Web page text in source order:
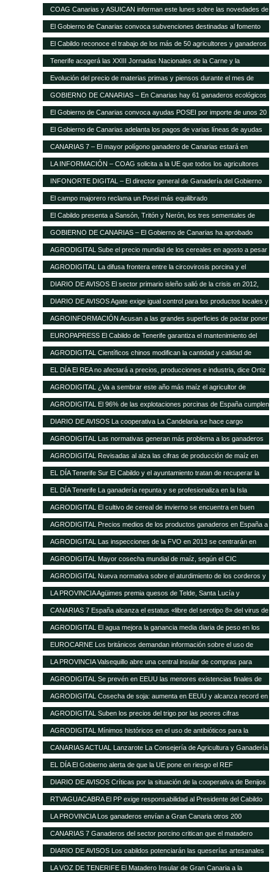
servicios»on-line»
COAG Canarias y ASUICAN informan este lunes sobre las novedades de
la Ley de la Cadena Alimentaria
El Gobierno de Canarias convoca subvenciones destinadas al fomento
de razas ganaderas autóctonas
El Cabildo reconoce el trabajo de los más de 50 agricultores y ganaderos
Tenerife acogerá las XXIII Jornadas Nacionales de la Carne y la
Seguridad Alimentaria de AVESA
Evolución del precio de materias primas y piensos durante el mes de
enero
GOBIERNO DE CANARIAS – En Canarias hay 61 ganaderos ecológicos
El Gobierno de Canarias convoca ayudas POSEI por importe de unos 20
millones de euros
El Gobierno de Canarias adelanta los pagos de varias líneas de ayudas
del POSEI ganadero
CANARIAS 7 – El mayor polígono ganadero de Canarias estará en
Corralillos
LA INFORMACIÓN – COAG solicita a la UE que todos los agricultores
tengan el mismo porcentaje de financiación en el POSEI
INFONORTE DIGITAL – El director general de Ganadería del Gobierno
de Canarias visita La Aldea
El campo majorero reclama un Posei más equilibrado
El Cabildo presenta a Sansón, Tritón y Nerón, los tres sementales de
cochino negro
GOBIERNO DE CANARIAS – El Gobierno de Canarias ha aprobado
medidas que suponen 20 millones extra en ayudas a la agricultura y
ganadería
AGRODIGITAL Sube el precio mundial de los cereales en agosto a pesar
de las buenas perspectivas de producción
AGRODIGITAL La difusa frontera entre la circovirosis porcina y el
complejo respiratorio porcino
DIARIO DE AVISOS El sector primario isleño salió de la crisis en 2012,
cuando creció el 8%
DIARIO DE AVISOS Agate exige igual control para los productos locales y
los de fuera
AGROINFORMACIÓN Acusan a las grandes superficies de pactar poner
el pollo un 20% más barato como reclamo
EUROPAPRESS El Cabildo de Tenerife garantiza el mantenimiento del
Matadero y prevé una inversión de 500.000 euros en tres años
AGRODIGITAL Científicos chinos modifican la cantidad y calidad de
almidón del maíz
EL DÍA El REA no afectará a precios, producciones e industria, dice Ortiz
AGRODIGITAL ¿Va a sembrar este año más maíz el agricultor de
EEUU?
AGRODIGITAL El 96% de las explotaciones porcinas de España cumplen
la normativa de bienestar
DIARIO DE AVISOS La cooperativa La Candelaria se hace cargo
provisionalmente de Teisol
AGRODIGITAL Las normativas generan más problema a los ganaderos
que los precios de los cereales según la FNSEA
AGRODIGITAL Revisadas al alza las cifras de producción de maíz en
Argentina
EL DÍA Tenerife Sur El Cabildo y el ayuntamiento tratan de recuperar la
quesería
EL DÍA Tenerife La ganadería repunta y se profesionaliza en la Isla
AGRODIGITAL El cultivo de cereal de invierno se encuentra en buen
estado a pesar de las menores precipitaciones caídas
AGRODIGITAL Precios medios de los productos ganaderos en España a
16 de enero de 2013
AGRODIGITAL Las inspecciones de la FVO en 2013 se centrarán en
seguridad alimentaria y bienestar en el transporte
AGRODIGITAL Mayor cosecha mundial de maíz, según el CIC
AGRODIGITAL Nueva normativa sobre el aturdimiento de los corderos y
cabritos
LA PROVINCIA Agüimes premia quesos de Telde, Santa Lucía y
Valsequillo en la cata insular
CANARIAS 7 España alcanza el estatus «libre del serotipo 8» del virus de
la lengua azul
AGRODIGITAL El agua mejora la ganancia media diaria de peso en los
terneros
EUROCARNE Los británicos demandan información sobre el uso de
transgénicos en la alimentación animal
LA PROVINCIA Valsequillo abre una central insular de compras para
abaratar productos agrícolas
AGRODIGITAL Se prevén en EEUU las menores existencias finales de
maíz de los últimos 17 años
AGRODIGITAL Cosecha de soja: aumenta en EEUU y alcanza record en
Brasil
AGRODIGITAL Suben los precios del trigo por las peores cifras
publicadas por el USDA
AGRODIGITAL Mínimos históricos en el uso de antibióticos para la
ganadería en Holanda
CANARIAS ACTUAL Lanzarote La Consejería de Agricultura y Ganadería
del Cabildo tramitará las subvenciones de 2013 del Gobierno regional
destinadas al sector agrícola y ganadero de la isla
EL DÍA El Gobierno alerta de que la UE pone en riesgo el REF
DIARIO DE AVISOS Críticas por la situación de la cooperativa de Benijos
RTVAGUACABRA El PP exige responsabilidad al Presidente del Cabildo
ante la nefasta gestión del Matadero Insular
LA PROVINCIA Los ganaderos envían a Gran Canaria otros 200
cochinos para sacrificar
CANARIAS 7 Ganaderos del sector porcino critican que el matadero
insular funcione solo al 50%
DIARIO DE AVISOS Los cabildos potenciarán las queserías artesanales
como elemento característico del medio rural
LA VOZ DE TENERIFE El Matadero Insular de Gran Canaria a la